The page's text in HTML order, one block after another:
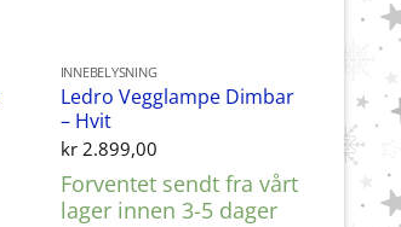
INNEBELYSNING
Ledro Vegglampe Dimbar
– Hvit
kr2.899,00
Forventet sendt fra vårt
lager innen 3-5 dager